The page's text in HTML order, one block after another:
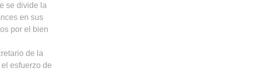
se divide la
en sus
por el bien
de la
esfuerzo de